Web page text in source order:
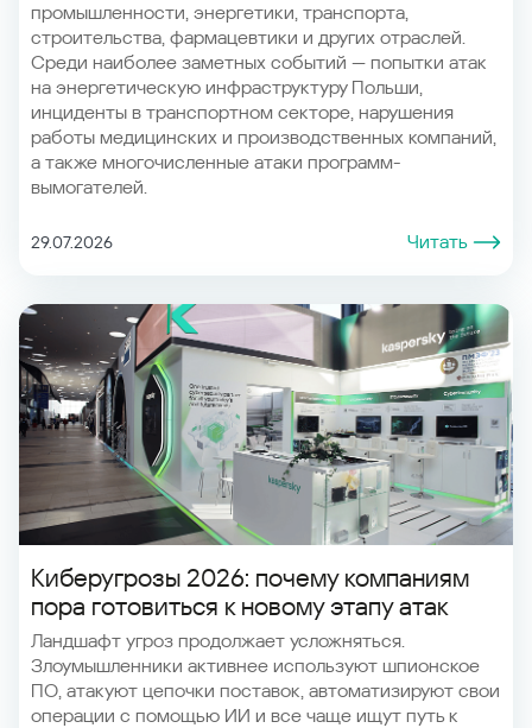
промышленности, энергетики, транспорта,
строительства, фармацевтики и других отраслей.
Среди наиболее заметных событий — попытки атак
на энергетическую инфраструктуру Польши,
инциденты в транспортном секторе, нарушения
работы медицинских и производственных компаний,
а также многочисленные атаки программ-
вымогателей.
29.07.2026 Читать
Киберугрозы 2026: почему компаниям
пора готовиться к новому этапу атак
Ландшафт угроз продолжает усложняться.
Злоумышленники активнее используют шпионское
ПО, атакуют цепочки поставок, автоматизируют свои
операции с помощью ИИ и все чаще ищут путь к